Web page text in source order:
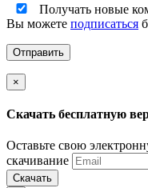
Получать новые
Вы можете подписаться
×
Скачать бесплатную
Оставьте свою
скачивание
Скачать